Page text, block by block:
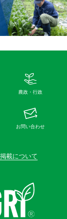
農政・行政
お問い合わせ
載について